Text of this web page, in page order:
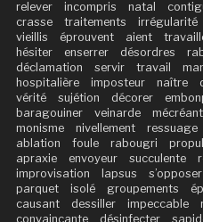
relever
incompris natal
crasse
traitements irrégularité
vieillis
éprouvent aient
hésiter
enserrer désordres
déclamation
servir travail
hospitalière
imposteur naître
vérité
sujétion décorer
baragouiner
veinarde mécréant
monisme
nivellement ressuage
ablation
foule rabougri
apraxie
envoyeur succulente
improvisation
lapsus s’opposer
parquet
isolé groupements
causant
dessiller impeccable
convaincante
désinfecter